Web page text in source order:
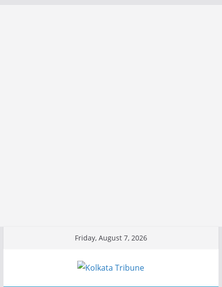
Friday, August 7, 2026